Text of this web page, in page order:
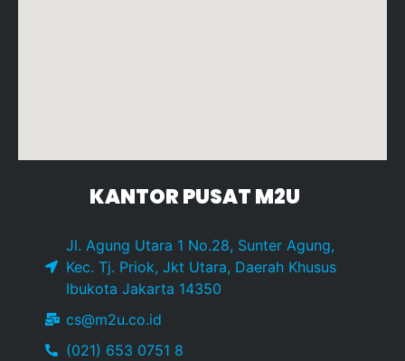
KANTOR PUSAT M2U
Jl. Agung Utara 1 No.28, Sunter Agung,
Kec. Tj. Priok, Jkt Utara, Daerah Khusus
Ibukota Jakarta 14350
cs@m2u.co.id
(021) 653 0751 8